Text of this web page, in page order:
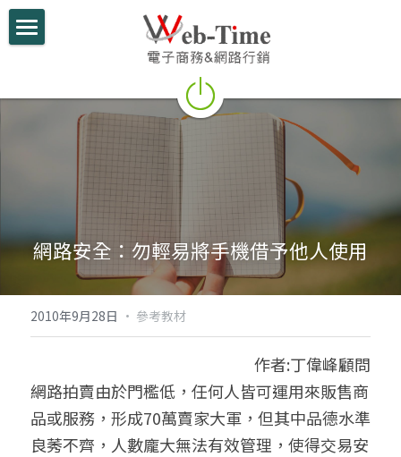
電商學堂
微信行銷
網路開店
電商部落格
跨境電商實績
聯絡我們
網路安全：勿輕易將手機借予他人使用
2010年9月28日 · 參考教材
作者:丁偉峰顧問
網路拍賣由於門檻低，任何人皆可運用來販售商
品或服務，形成70萬賣家大軍，但其中品德水準
良莠不齊，人數龐大無法有效管理，使得交易安